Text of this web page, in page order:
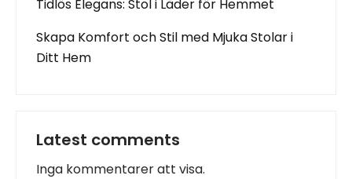
Tidlös Elegans: Stol i Läder för Hemmet
Skapa Komfort och Stil med Mjuka Stolar i
Ditt Hem
Latest comments
Inga kommentarer att visa.